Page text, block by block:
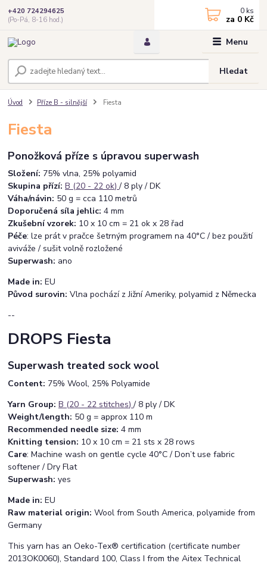
Menu
Hledat
+420 724294625
(Po-Pá, 8-16 hod.)
0 ks
za 0 Kč
Úvod Příze B - silnější Fiesta
Fiesta
Ponožková příze s úpravou superwash
Složení: 75% vlna, 25% polyamid
Skupina přízí: B (20 - 22 ok)/ 8 ply / DK
Váha/návin: 50 g = cca 110 metrů
Doporučená síla jehlic: 4 mm
Zkušební vzorek: 10 x 10 cm = 21 ok x 28 řad
Péče: lze prát v pračce šetrným programem na 40°C / bez použití
aviváže / sušit volně rozložené
Superwash: ano
Made in:EU
Původ surovin: Vlna pochází z Jižní Ameriky, polyamid z Německa
--
DROPS Fiesta
Superwash treated sock wool
Content: 75% Wool, 25% Polyamide
Yarn Group: B (20 - 22 stitches)/ 8 ply / DK
Weight/length: 50 g = approx 110 m
Recommended needle size: 4 mm
Knitting tension: 10 x 10 cm = 21 sts x 28 rows
Care: Machine wash on gentle cycle 40°C / Don’t use fabric
softener / Dry Flat
Superwash: yes
Made in:EU
Raw material origin: Wool from South America, polyamide from
Germany
This yarn has an Oeko-Tex® certification (certificate number
2013OK0060), Standard 100, Class I from the Aitex Technical